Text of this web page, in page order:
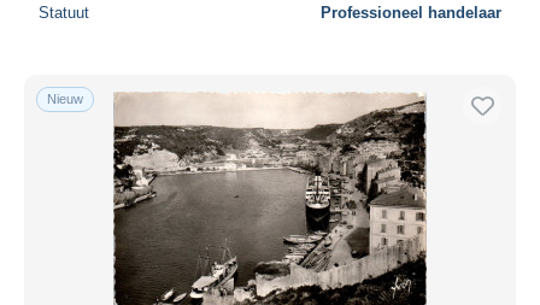
Statuut Professioneel handelaar
Nieuw